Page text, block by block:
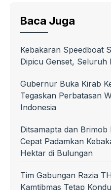
Baca Juga
Kebakaran Speedboat
Dipicu Genset, Seluruh
Gubernur Buka Kirab
Tegaskan Perbatasan
Indonesia
Ditsamapta dan
Cepat Padamkan
Hektar di Bulungan
Tim Gabungan Razia
Kamtibmas Tetap